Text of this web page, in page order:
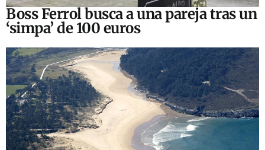
Boss Ferrol busca a una pareja tras un
‘simpa’ de 100 euros